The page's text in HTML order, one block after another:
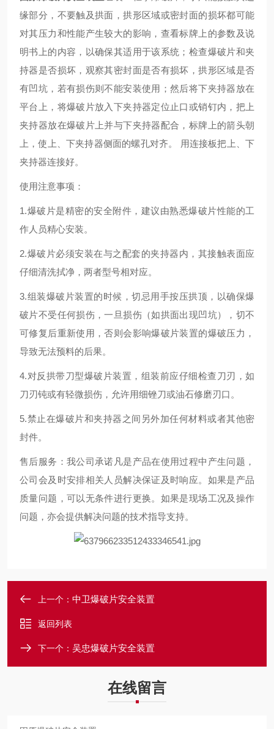
缘部分，不要触及拱面，拱形区域或密封面的损坏都可能
对其压力和性能产生较大的影响，查看标牌上的参数及说
明书上的内容，以确保其适用于该系统；检查爆破片和夹
持器是否损坏，观察其密封面是否有损坏，拱形区域是否
有凹坑，若有损伤则不能安装使用；然后将下夹持器放在
平台上，将爆破片放入下夹持器定位止口或销钉内，把上
夹持器放在爆破片上并与下夹持器配合，标牌上的箭头朝
上，使上、下夹持器侧面的螺孔对齐。 用连接板把上、下
夹持器连接好。
使用注意事项：
1.爆破片是精密的安全附件，建议由熟悉爆破片性能的工
作人员精心安装。
2.爆破片必须安装在与之配套的夹持器内，其接触表面应
仔细清洗拭净，两者型号相对应。
3.组装爆破片装置的时候，切忌用手按压拱顶，以确保爆
破片不受任何损伤，一旦损伤（如拱面出现凹坑），切不
可修复后重新使用，否则会影响爆破片装置的爆破压力，
导致无法预料的后果。
4.对反拱带刀型爆破片装置，组装前应仔细检查刀刃，如
刀刃钝或有轻微损伤，允许用细锉刀或油石修磨刃口。
5.禁止在爆破片和夹持器之间另外加任何材料或者其他密
封件。
售后服务：我公司承诺凡是产品在使用过程中产生问题，
公司会及时安排相关人员解决保证及时响应。如果是产品
质量问题，可以无条件进行更换。如果是现场工况及操作
问题，亦会提供解决问题的技术指导支持。
上一个： 中卫爆破片安全装置
返回列表
下一个： 吴忠爆破片安全装置
在线留言